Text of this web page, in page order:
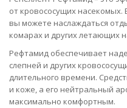
от кровососущих
вы можете наслаждаться
комарах и других летающих
Рефтамид обеспечивает
слепней и других
длительного времени.
и коже, а его нейтральный
максимально комфортным.